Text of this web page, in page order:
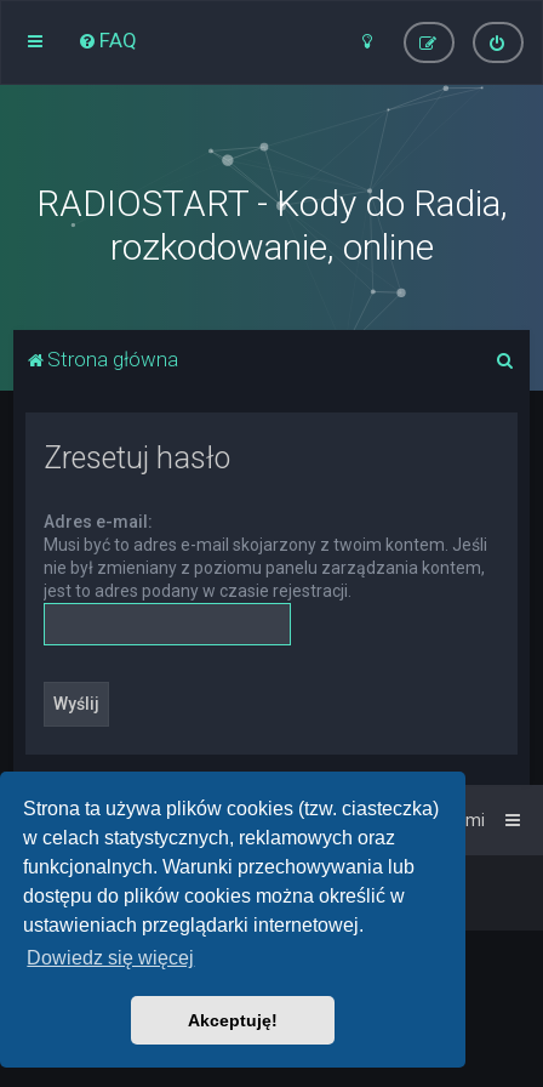
Strona ta używa plików cookies (tzw. ciasteczka)
w celach statystycznych, reklamowych oraz
funkcjonalnych. Warunki przechowywania lub
dostępu do plików cookies można określić w
ustawieniach przeglądarki internetowej.
Dowiedz się więcej
Akceptuję!
FAQ
RADIOSTART - Kody do Radia,
rozkodowanie, online
Strona główna
Zresetuj hasło
Adres e-mail:
Musi być to adres e-mail skojarzony z twoim kontem. Jeśli
nie był zmieniany z poziomu panelu zarządzania kontem,
jest to adres podany w czasie rejestracji.
Strona główna Kontakt z nami
Powered by phpBB • Design by
PlanetStyles
Polski pakiet językowy dostarczaphpBB.pl